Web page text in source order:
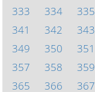
333
334 335
341
342 343
349
350 351
357
358 359
365
366 367